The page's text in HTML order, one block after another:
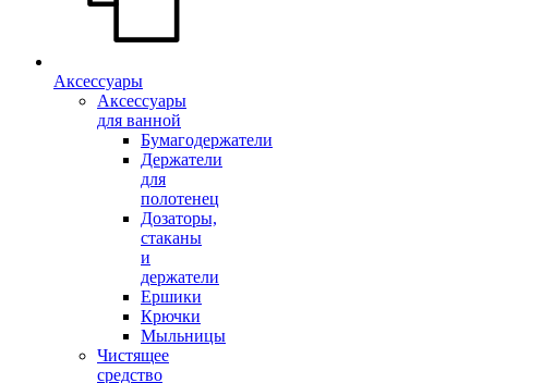
Аксессуары
Аксессуары
для ванной
Бумагодержатели
Держатели
для
полотенец
Дозаторы,
стаканы
и
держатели
Ершики
Крючки
Мыльницы
Чистящее
средство